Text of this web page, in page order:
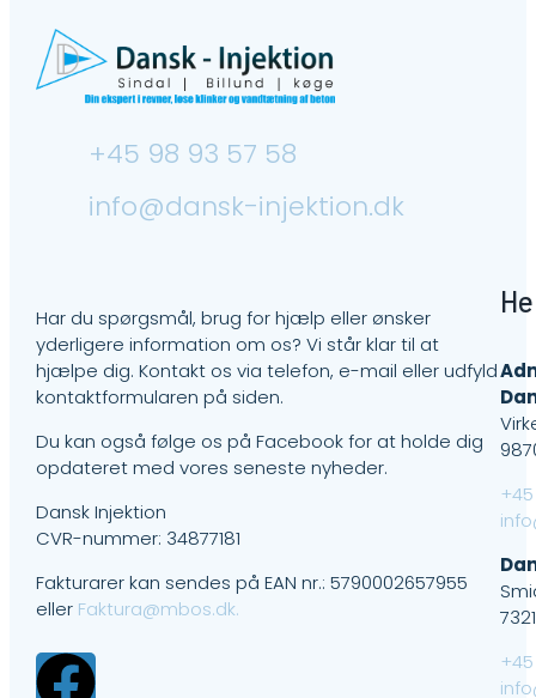
+45 98 93 57 58
info@dansk-injektion.dk
Har du spørgsmål, brug for hjælp eller ønsker
yderligere information om os? Vi står klar til at
hjælpe dig. Kontakt os via telefon, e-mail eller udfyld
kontaktformularen på siden.
Du kan også følge os på Facebook for at holde dig
opdateret med vores seneste nyheder.
Dansk Injektion
CVR-nummer: 34877181
Fakturarer kan sendes på EAN nr.: 5790002657955
eller Faktura@mbos.dk.